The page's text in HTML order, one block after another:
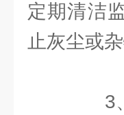
定期清洁
止灰尘或
3、